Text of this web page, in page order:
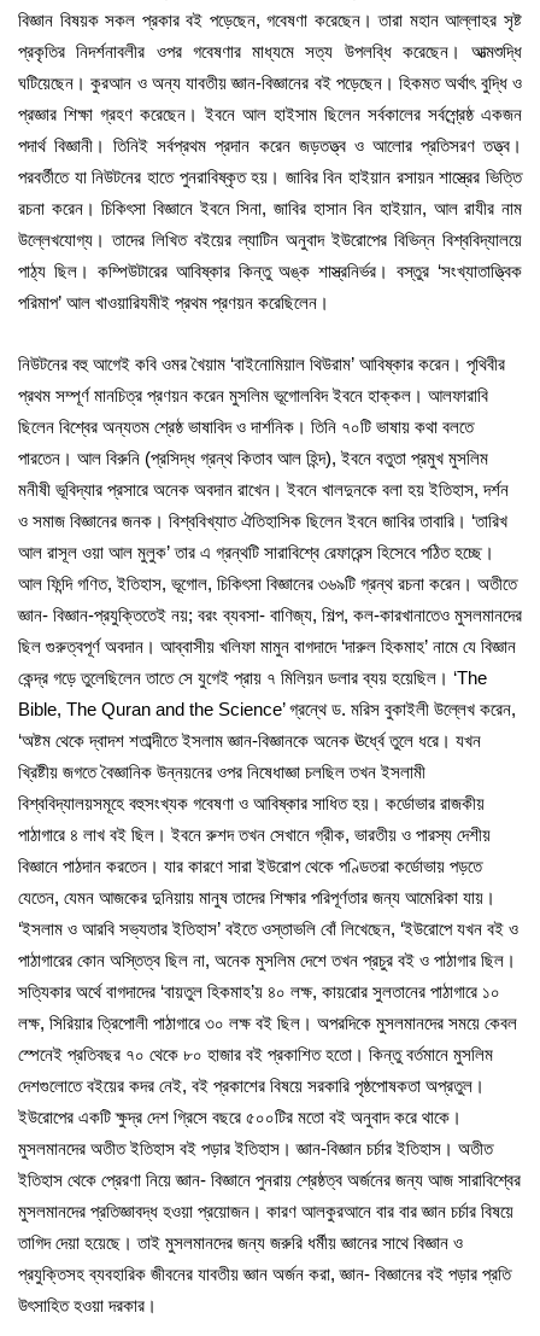
বিজ্ঞান বিষয়ক সকল প্রকার বই পড়েছেন, গবেষণা করেছেন। তারা মহান আল্লাহর সৃষ্ট
প্রকৃতির নিদর্শনাবলীর ওপর গবেষণার মাধ্যমে সত্য উপলব্ধি করেছেন। আত্মশুদ্ধি
ঘটিয়েছেন। কুরআন ও অন্য যাবতীয় জ্ঞান-বিজ্ঞানের বই পড়েছেন। হিকমত অর্থাৎ বুদ্ধি ও
প্রজ্ঞার শিক্ষা গ্রহণ করেছেন। ইবনে আল হাইসাম ছিলেন সর্বকালের সর্বশ্র্রেষ্ঠ একজন
পদার্থ বিজ্ঞানী। তিনিই সর্বপ্রথম প্রদান করেন জড়তত্ত্ব ও আলোর প্রতিসরণ তত্ত্ব।
পরবর্তীতে যা নিউটনের হাতে পুনরাবিষ্কৃত হয়। জাবির বিন হাইয়ান রসায়ন শাস্ত্রের ভিত্তি
রচনা করেন। চিকিৎসা বিজ্ঞানে ইবনে সিনা, জাবির হাসান বিন হাইয়ান, আল রাযীর নাম
উল্লেখযোগ্য। তাদের লিখিত বইয়ের ল্যাটিন অনুবাদ ইউরোপের বিভিন্ন বিশ্ববিদ্যালয়ে
পাঠ্য ছিল। কম্পিউটারের আবিষ্কার কিন্তু অঙ্ক শাস্ত্রনির্ভর। বস্তুর ‘সংখ্যাতাত্ত্বিক
পরিমাপ’ আল খাওয়ারিযমীই প্রথম প্রণয়ন করেছিলেন।
নিউটনের বহু আগেই কবি ওমর খৈয়াম ‘বাইনোমিয়াল থিউরাম’ আবিষ্কার করেন। পৃথিবীর
প্রথম সম্পূর্ণ মানচিত্র প্রণয়ন করেন মুসলিম ভূগোলবিদ ইবনে হাক্কল। আলফারাবি
ছিলেন বিশ্বের অন্যতম শ্রেষ্ঠ ভাষাবিদ ও দার্শনিক। তিনি ৭০টি ভাষায় কথা বলতে
পারতেন। আল বিরুনি (প্রসিদ্ধ গ্রন্থ কিতাব আল হিন্দ), ইবনে বতুতা প্রমুখ মুসলিম
মনীষী ভূবিদ্যার প্রসারে অনেক অবদান রাখেন। ইবনে খালদুনকে বলা হয় ইতিহাস, দর্শন
ও সমাজ বিজ্ঞানের জনক। বিশ্ববিখ্যাত ঐতিহাসিক ছিলেন ইবনে জাবির তাবারি। ‘তারিখ
আল রাসূল ওয়া আল মুলুক’ তার এ গ্রন্থটি সারাবিশ্বে রেফারেন্স হিসেবে পঠিত হচ্ছে।
আল ফিন্দি গণিত, ইতিহাস, ভূগোল, চিকিৎসা বিজ্ঞানের ৩৬৯টি গ্রন্থ রচনা করেন। অতীতে
জ্ঞান- বিজ্ঞান-প্রযুক্তিতেই নয়; বরং ব্যবসা- বাণিজ্য, শিল্প, কল-কারখানাতেও মুসলমানদের
ছিল গুরুত্বপূর্ণ অবদান। আব্বাসীয় খলিফা মামুন বাগদাদে ‘দারুল হিকমাহ’ নামে যে বিজ্ঞান
কেন্দ্র গড়ে তুলেছিলেন তাতে সে যুগেই প্রায় ৭ মিলিয়ন ডলার ব্যয় হয়েছিল। ‘The
Bible, The Quran and the Science’ গ্রন্থে ড. মরিস বুকাইলী উল্লেখ করেন,
‘অষ্টম থেকে দ্বাদশ শতাব্দীতে ইসলাম জ্ঞান-বিজ্ঞানকে অনেক ঊর্ধ্বে তুলে ধরে। যখন
খ্রিষ্টীয় জগতে বৈজ্ঞানিক উন্নয়নের ওপর নিষেধাজ্ঞা চলছিল তখন ইসলামী
বিশ্ববিদ্যালয়সমূহে বহুসংখ্যক গবেষণা ও আবিষ্কার সাধিত হয়। কর্ডোভার রাজকীয়
পাঠাগারে ৪ লাখ বই ছিল। ইবনে রুশদ তখন সেখানে গ্রীক, ভারতীয় ও পারস্য দেশীয়
বিজ্ঞানে পাঠদান করতেন। যার কারণে সারা ইউরোপ থেকে পণ্ডিতরা কর্ডোভায় পড়তে
যেতেন, যেমন আজকের দুনিয়ায় মানুষ তাদের শিক্ষার পরিপূর্ণতার জন্য আমেরিকা যায়।
‘ইসলাম ও আরবি সভ্যতার ইতিহাস’ বইতে ওস্তাভলি বোঁ লিখেছেন, ‘ইউরোপে যখন বই ও
পাঠাগারের কোন অস্তিত্ব ছিল না, অনেক মুসলিম দেশে তখন প্রচুর বই ও পাঠাগার ছিল।
সত্যিকার অর্থে বাগদাদের ‘বায়তুল হিকমাহ’য় ৪০ লক্ষ, কায়রোর সুলতানের পাঠাগারে ১০
লক্ষ, সিরিয়ার ত্রিপোলী পাঠাগারে ৩০ লক্ষ বই ছিল। অপরদিকে মুসলমানদের সময়ে কেবল
স্পেনেই প্রতিবছর ৭০ থেকে ৮০ হাজার বই প্রকাশিত হতো। কিন্তু বর্তমানে মুসলিম
দেশগুলোতে বইয়ের কদর নেই, বই প্রকাশের বিষয়ে সরকারি পৃষ্ঠপোষকতা অপ্রতুল।
ইউরোপের একটি ক্ষুদ্র দেশ গ্রিসে বছরে ৫০০টির মতো বই অনুবাদ করে থাকে।
মুসলমানদের অতীত ইতিহাস বই পড়ার ইতিহাস। জ্ঞান-বিজ্ঞান চর্চার ইতিহাস। অতীত
ইতিহাস থেকে প্রেরণা নিয়ে জ্ঞান- বিজ্ঞানে পুনরায় শ্রেষ্ঠত্ব অর্জনের জন্য আজ সারাবিশ্বের
মুসলমানদের প্রতিজ্ঞাবদ্ধ হওয়া প্রয়োজন। কারণ আলকুরআনে বার বার জ্ঞান চর্চার বিষয়ে
তাগিদ দেয়া হয়েছে। তাই মুসলমানদের জন্য জরুরি ধর্মীয় জ্ঞানের সাথে বিজ্ঞান ও
প্রযুক্তিসহ ব্যবহারিক জীবনের যাবতীয় জ্ঞান অর্জন করা, জ্ঞান- বিজ্ঞানের বই পড়ার প্রতি
উৎসাহিত হওয়া দরকার।